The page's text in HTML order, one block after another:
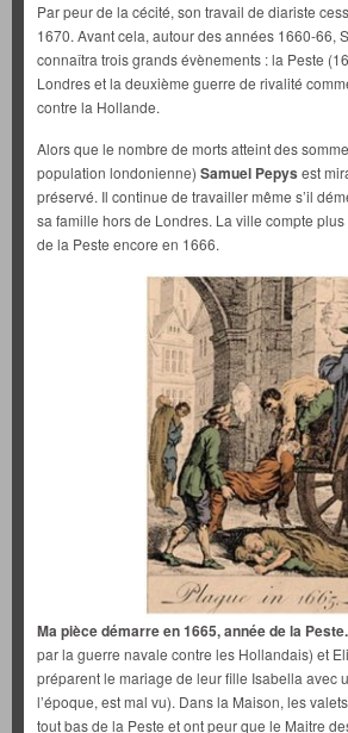
Par peur de la cécité, son travail de diariste
1670. Avant cela, autour des années 1660-66,
connaîtra trois grands évènements : la Peste
Londres et la deuxième guerre de rivalité
contre la Hollande.
Alors que le nombre de morts atteint des
population londonienne) Samuel Pepys est
préservé. Il continue de travailler même s’il
sa famille hors de Londres. La ville compte
de la Peste encore en 1666.
Ma pièce démarre en 1665, année de la Peste.
par la guerre navale contre les Hollandais) et
préparent le mariage de leur fille Isabella avec
l’époque, est mal vu). Dans la Maison, les
tout bas de la Peste et ont peur que le Maitre